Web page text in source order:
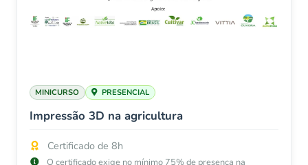
MINICURSO PRESENCIAL
Impressão 3D na agricultura
Certificado de 8h
O certificado exige no mínimo 75% de presença na